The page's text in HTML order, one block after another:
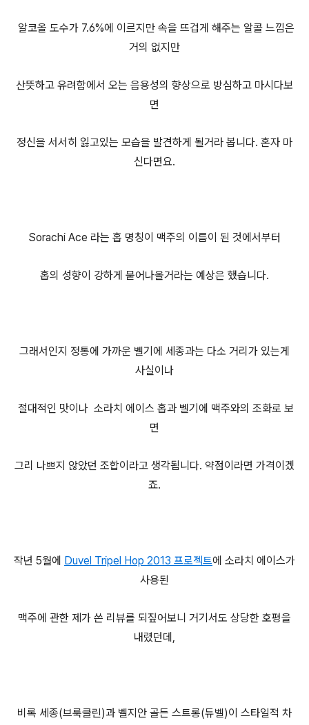
알코올 도수가 7.6%에 이르지만 속을 뜨겁게 해주는 알콜 느낌은
거의 없지만
산뜻하고 유려함에서 오는 음용성의 향상으로 방심하고 마시다보
면
정신을 서서히 잃고있는 모습을 발견하게 될거라 봅니다. 혼자 마
신다면요.
Sorachi Ace 라는 홉 명칭이 맥주의 이름이 된 것에서부터
홉의 성향이 강하게 묻어나올거라는 예상은 했습니다.
그래서인지 정통에 가까운 벨기에 세종과는 다소 거리가 있는게
사실이나
절대적인 맛이나 소라치 에이스 홉과 벨기에 맥주와의 조화로 보
면
그리 나쁘지 않았던 조합이라고 생각됩니다. 약점이라면 가격이겠
죠.
작년 5월에 Duvel Tripel Hop 2013 프로젝트에 소라치 에이스가
사용된
맥주에 관한 제가 쓴 리뷰를 되짚어보니 거기서도 상당한 호평을
내렸던데,
비록 세종(브룩클린)과 벨지안 골든 스트롱(듀벨)이 스타일적 차